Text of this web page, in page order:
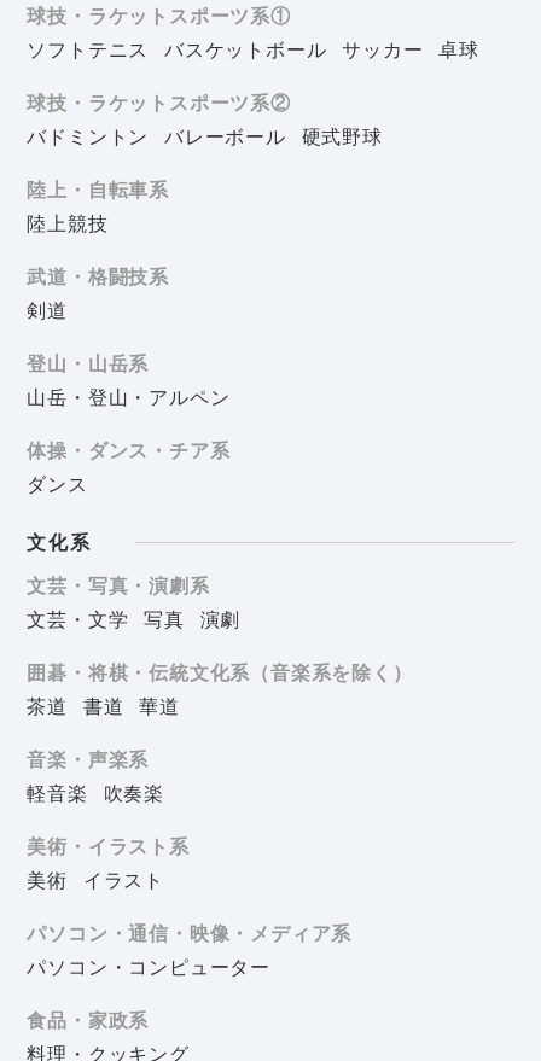
球技・ラケットスポーツ系①
ソフトテニス
バスケットボール サッカー
卓球
球技・ラケットスポーツ系②
バドミントン
バレーボール
硬式野球
陸上・自転車系
陸上競技
武道・格闘技系
剣道
登山・山岳系
山岳・登山・アルペン
体操・ダンス・チア系
ダンス
文化系
文芸・写真・演劇系
文芸・文学
写真
演劇
囲碁・将棋・伝統文化系（音楽系を除く）
茶道
書道
華道
音楽・声楽系
軽音楽
吹奏楽
美術・イラスト系
美術
イラスト
パソコン・通信・映像・メディア系
パソコン・コンピューター
食品・家政系
料理・クッキング